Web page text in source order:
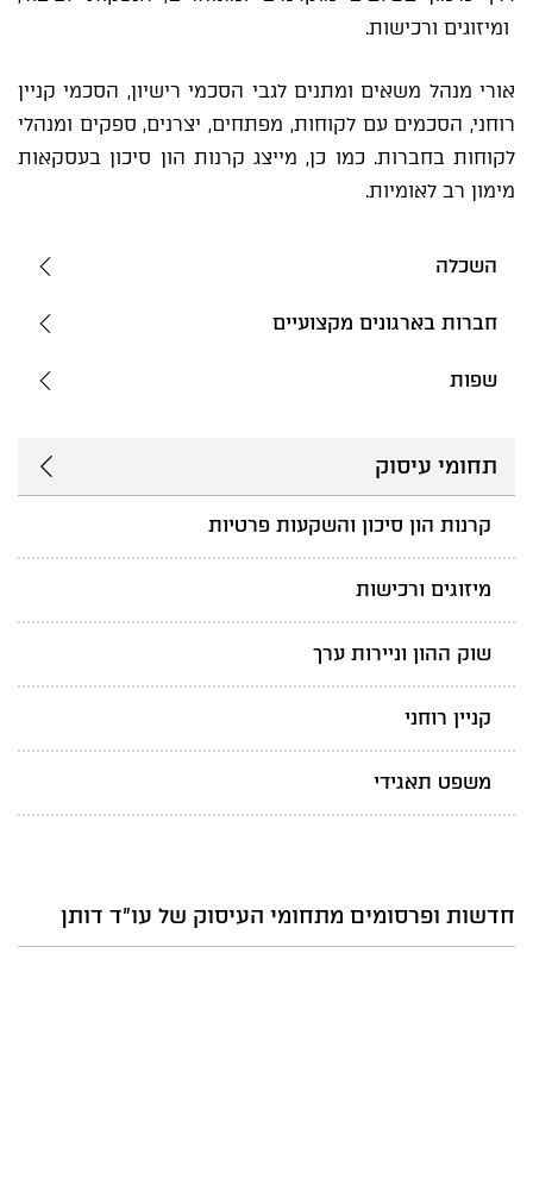
ומיזוגים ורכישות.
אורי מנהל משאים ומתנים לגבי הסכמי רישיון, הסכמי קניין
רוחני, הסכמים עם לקוחות, מפתחים, יצרנים, ספקים ומנהלי
לקוחות בחברות. כמו כן, מייצג קרנות הון סיכון בעסקאות
מימון רב לאומיות.
השכלה
חברות בארגונים מקצועיים
שפות
תחומי עיסוק
קרנות הון סיכון והשקעות פרטיות
מיזוגים ורכישות
שוק ההון וניירות ערך
קניין רוחני
משפט תאגידי
חדשות ופרסומים מתחומי העיסוק של עו"ד דותן